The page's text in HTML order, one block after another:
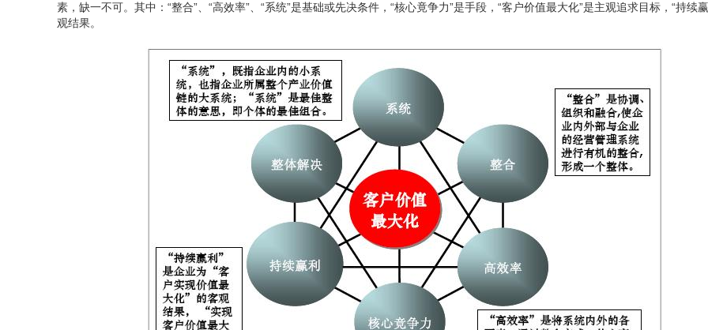
素，缺一不可。其中：“整合”、“高效率”、“系统”是基础或先决条件，“核心竟争力”是手段，“客户价值最大化”是主观追求目标，“持续
观结果。